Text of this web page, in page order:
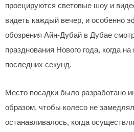
проецируются световые шоу и
видеть каждый вечер, и особенно
обозрения Айн-Дубай в Дубае
празднования Нового года, когда
последних секунд.
Место посадки было разработано
образом, чтобы колесо не
останавливалось, когда